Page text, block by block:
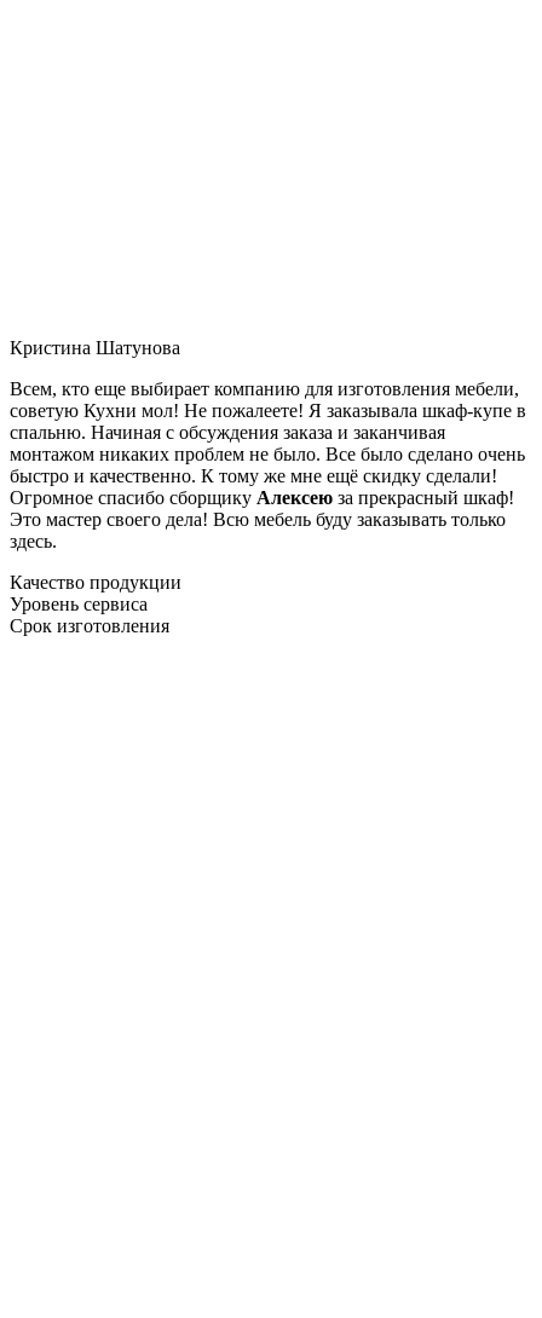
Кристина Шатунова
Всем, кто еще выбирает компанию для изготовления мебели,
советую Кухни мол! Не пожалеете! Я заказывала шкаф-купе в
спальню. Начиная с обсуждения заказа и заканчивая
монтажом никаких проблем не было. Все было сделано очень
быстро и качественно. К тому же мне ещё скидку сделали!
Огромное спасибо сборщику Алексею за прекрасный шкаф!
Это мастер своего дела! Всю мебель буду заказывать только
здесь.
Качество продукции
Уровень сервиса
Срок изготовления